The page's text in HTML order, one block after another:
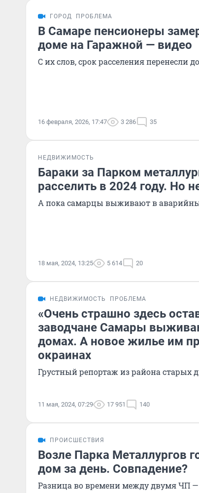
ГОРОД ПРОБЛЕМА
В Самаре пенсионеры
доме на Гаражной — видео
С их слов, срок расселения перенесли
16 февраля, 2026, 17:47 3 286 35
НЕДВИЖИМОСТЬ
Бараки за Парком
расселить в 2024 году. Но
А пока самарцы выживают в
18 мая, 2024, 13:25 5 614 20
НЕДВИЖИМОСТЬ ПРОБЛЕМА
«Очень страшно здесь
заводчане Самары
домах. А новое жилье им
окраинах
Грустный репортаж из района старых
11 мая, 2024, 07:29 17 951 140
ПРОИСШЕСТВИЯ
Возле Парка Металлургов
дом за день. Совпадение?
Разница во времени между двумя ЧП —